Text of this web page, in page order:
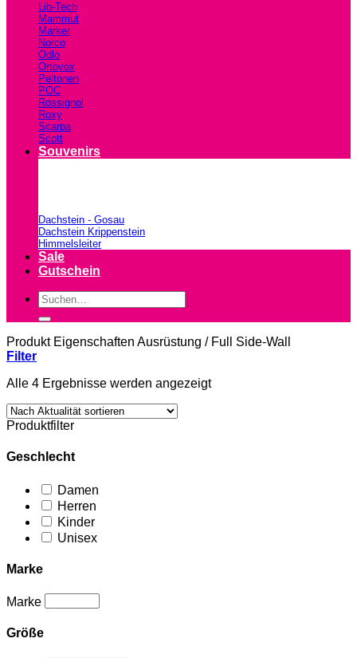
Lib-Tech
Mammut
Marker
Norco
Odlo
Ortovox
Peltonen
POC
Rossignol
Roxy
Scarpa
Scott
Souvenirs
Dachstein - Gosau
Dachstein Krippenstein
Himmelsleiter
Sale
Gutschein
Suchen
nach:
Produkt Eigenschaften Ausrüstung /Full Side-Wall
Filter
Alle 4 Ergebnisse werden angezeigtNach
Produktfilter
Geschlecht
Damen
Herren
Kinder
Unisex
Marke
Marke
Größe